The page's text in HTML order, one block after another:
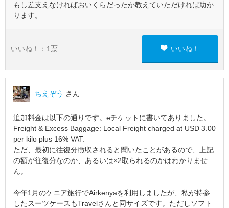
もし差支えなければおいくらだったか教えていただければ助か
ります。
いいね！： 1 票 いいね！
ちえぞう さん
追加料金は以下の通りです。eチケットに書いてありました。
Freight & Excess Baggage: Local Freight charged at USD 3.00
per kilo plus 16% VAT.
ただ、最初に往復分徴収されると聞いたことがあるので、上記
の額が往復分なのか、あるいは×2取られるのかはわかりませ
ん。
今年1月のケニア旅行でAirkenyaを利用しましたが、私が持参
したスーツケースもTravelさんと同サイズです。ただしソフト